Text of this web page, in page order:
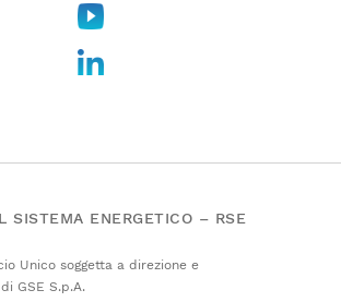
SISTEMA ENERGETICO – RSE
Unico soggetta a direzione e
GSE S.p.A.